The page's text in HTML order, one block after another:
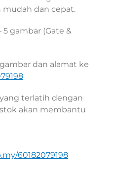
mudah dan cepat.
5 gambar (Gate &
dan alamat ke
terlatih dengan
akan membantu
60182079198